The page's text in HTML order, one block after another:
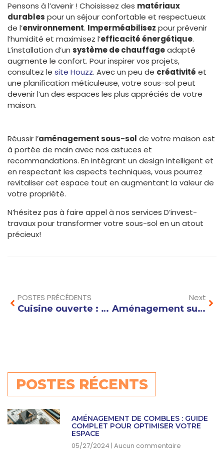
Pensons à l’avenir ! Choisissez des matériaux
durables pour un séjour confortable et respectueux
de l’environnement. Imperméabilisez pour prévenir
l’humidité et maximisez l’efficacité énergétique.
L’installation d’un système de chauffageadapté
augmente le confort. Pour inspirer vos projets,
consultez le site Houzz. Avec un peu de créativité et
une planification méticuleuse, votre sous-sol peut
devenir l’un des espaces les plus appréciés de votre
maison.
Réussir l’aménagement sous-sol de votre maison est
à portée de main avec nos astuces et
recommandations. En intégrant un design intelligent et
en respectant les aspects techniques, vous pourrez
revitaliser cet espace tout en augmentant la valeur de
votre propriété.
N’hésitez pas à faire appel à nos services D’invest-
travaux pour transformer votre sous-sol en un atout
précieux!
POSTES PRÉCÉDENTS
Cuisine ouverte : astuces et idées pour optimiser l’espace dans un petit appartement
Next
Aménagement sur mesure : comment optimiser chaque recoin de votre intérieur ?
POSTES RÉCENTS
AMÉNAGEMENT DE COMBLES : GUIDE
COMPLET POUR OPTIMISER VOTRE
ESPACE
05/27/2024 Aucun commentaire